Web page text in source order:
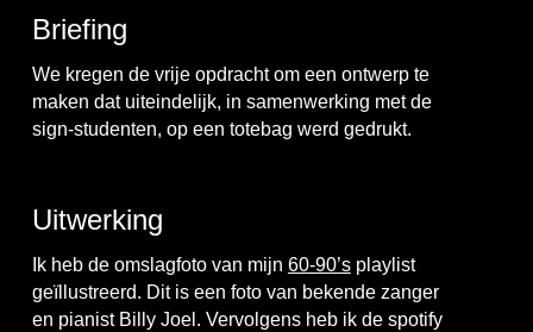
Briefing
We kregen de vrije opdracht om een ontwerp te
maken dat uiteindelijk, in samenwerking met de
sign-studenten, op een totebag werd gedrukt.
Uitwerking
Ik heb de omslagfoto van mijn 60-90’splaylist
geïllustreerd. Dit is een foto van bekende zanger
en pianist Billy Joel. Vervolgens heb ik de spotify